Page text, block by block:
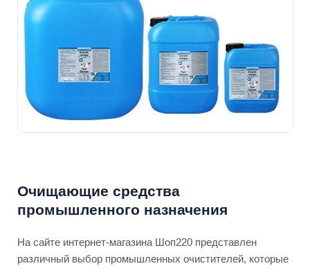
Очищающие средства
промышленного назначения
На сайте интернет-магазина Шоп220 представлен
различный выбор промышленных очистителей, которые